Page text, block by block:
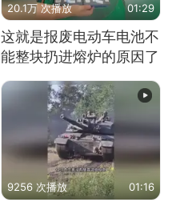
20.1万 次播放 01:29
这就是报废电动车电池不
能整块扔进熔炉的原因了
9256 次播放 01:16